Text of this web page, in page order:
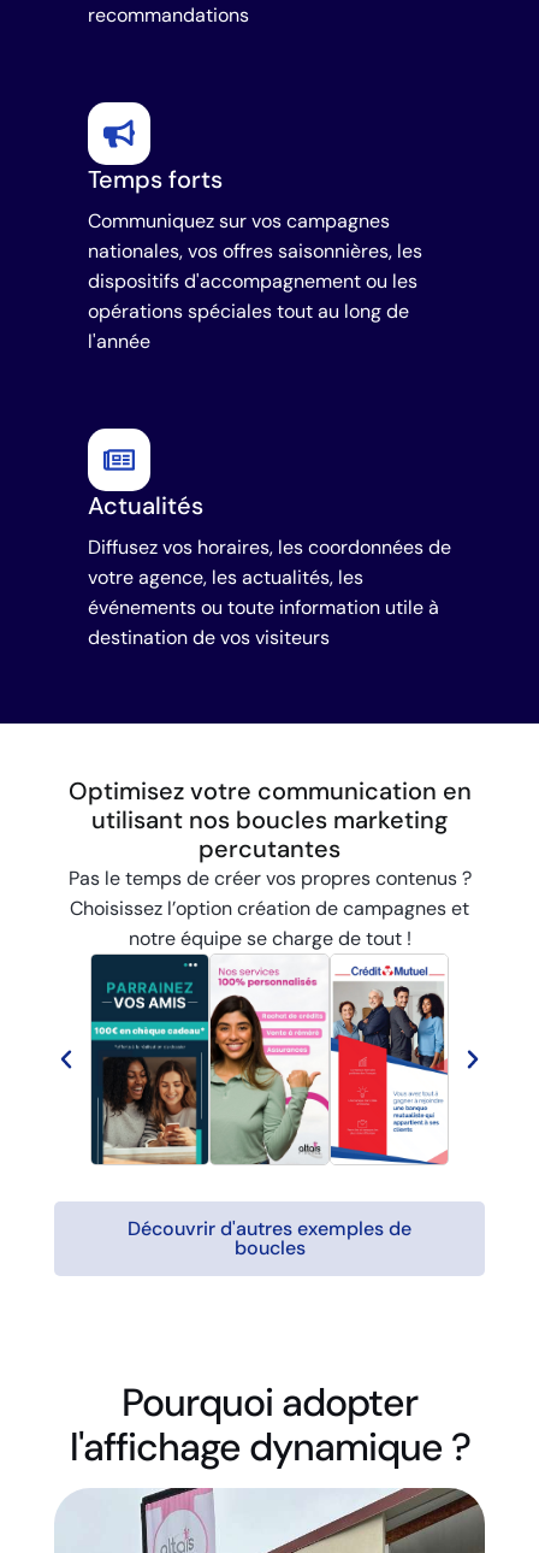
recommandations
Temps forts
Communiquez sur vos campagnes
nationales, vos offres saisonnières, les
dispositifs d'accompagnement ou les
opérations spéciales tout au long de
l'année
Actualités
Diffusez vos horaires, les coordonnées de
votre agence, les actualités, les
événements ou toute information utile à
destination de vos visiteurs
Optimisez votre communication en
utilisant nos boucles marketing
percutantes
Pas le temps de créer vos propres contenus ?
Choisissez l’option création de campagnes et
notre équipe se charge de tout !
Découvrir d'autres exemples de
boucles
Pourquoi adopter
l'affichage dynamique ?